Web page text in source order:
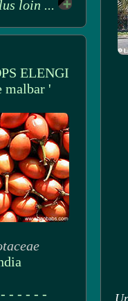
loin ...
ELENGI
malbar '
- - - - -